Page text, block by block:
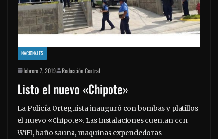
NACIONALES
febrero 7, 2019 Redacción Central
Listo el nuevo «Chipote»
La Policía Orteguista inauguró con bombas y platillos
el nuevo «Chipote». Las instalaciones cuentan con
WiFi, baño sauna, maquinas expendedoras